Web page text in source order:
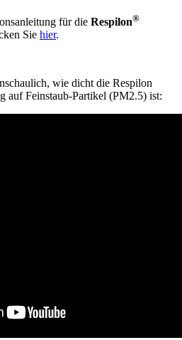
für die Respilon®
Sie hier.
wie dicht die Respilon
auf Feinstaub-Partikel (PM2.5) ist: